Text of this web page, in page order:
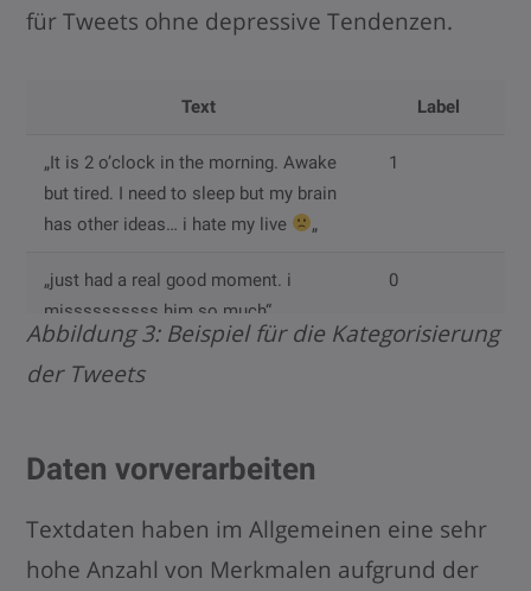
für Tweets ohne depressive Tendenzen.
Text Label
„It is 2 o’clock in the morning. Awake
but tired. I need to sleep but my brain
has other ideas… i hate my live „
1
„just had a real good moment. i
missssssssss him so much“
0
Abbildung 3: Beispiel für die Kategorisierung
der Tweets
Daten vorverarbeiten
Textdaten haben im Allgemeinen eine sehr
hohe Anzahl von Merkmalen aufgrund der